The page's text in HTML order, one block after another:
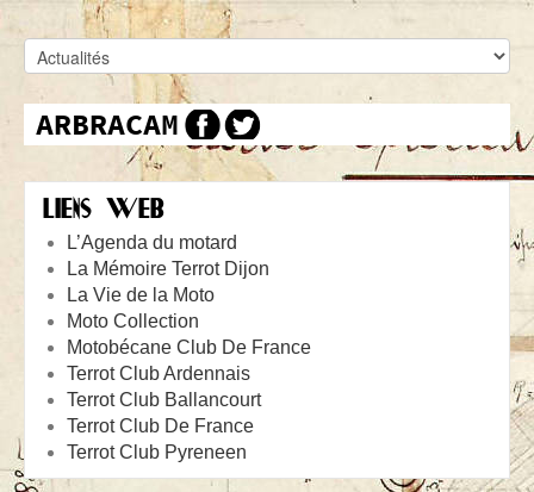
LIENS WEB
L’Agenda du motard
La Mémoire Terrot Dijon
La Vie de la Moto
Moto Collection
Motobécane Club De France
Terrot Club Ardennais
Terrot Club Ballancourt
Terrot Club De France
Terrot Club Pyreneen